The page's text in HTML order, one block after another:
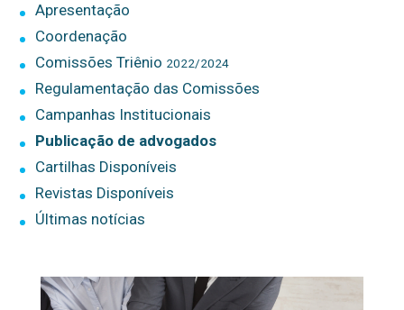
Apresentação
Coordenação
Comissões Triênio 2022/2024
Regulamentação das Comissões
Campanhas Institucionais
Publicação de advogados
Cartilhas Disponíveis
Revistas Disponíveis
Últimas notícias